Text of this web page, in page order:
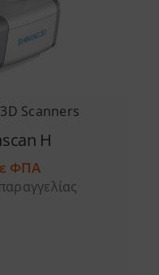
3D Scanners
H
ΦΠΑ